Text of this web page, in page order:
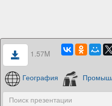
1.57M
География